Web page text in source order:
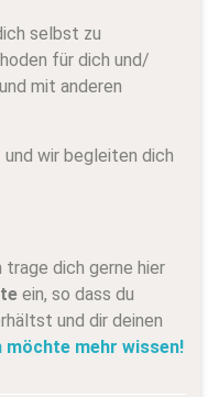
selbst zu
für dich und/
mit anderen
wir begleiten dich
dich gerne hier
ein, so dass du
und dir deinen
möchte mehr wissen!